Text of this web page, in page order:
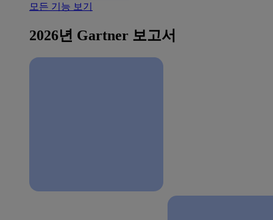
모든 기능 보기
2026년 Gartner 보고서